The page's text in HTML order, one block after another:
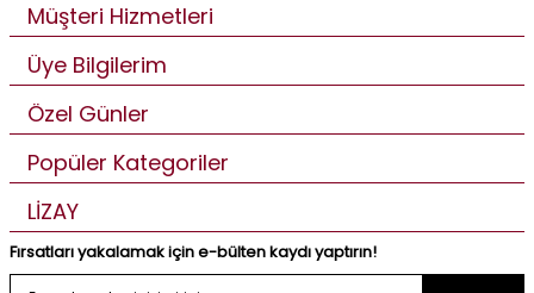
Müşteri Hizmetleri
Üye Bilgilerim
Özel Günler
Popüler Kategoriler
LİZAY
Fırsatları yakalamak için e-bülten kaydı yaptırın!